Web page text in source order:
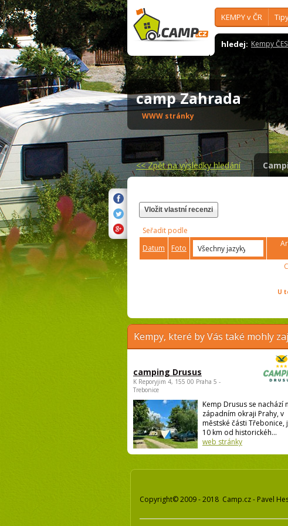
KEMPY v ČR
hledej: Kempy
camp Zahrada
WWW stránky
<<Zpět na výsledky hledání
Vložit vlastní recenzi
Seřadit podle
Datum
Foto
U
Kempy, které by Vás také mohly
camping Drusus
K Reporyjim 4, 155 00 Praha 5 -
Trebonice
Kemp Drusus se nachází
západním okraji Prahy, v
městské části Třebonice,
10 km od historickéh...
web stránky
Copyright© 2009 - 2018 Camp.cz - Pavel